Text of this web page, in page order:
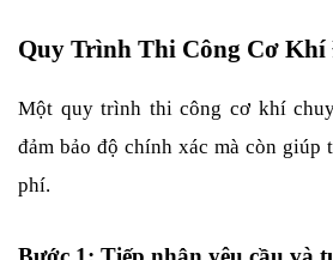
Quy Trình Thi Công Cơ
Một quy trình thi công cơ khí
đảm bảo độ chính xác mà còn
phí.